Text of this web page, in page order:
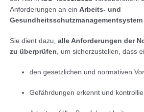
Anforderungen an ein Arbeits- und
Gesundheitsschutzmanagementsystem
Sie dient dazu, alle Anforderungen der
zu überprüfen , um sicherzustellen, dass
den gesetzlichen und normativen
Gefährdungen erkennt und